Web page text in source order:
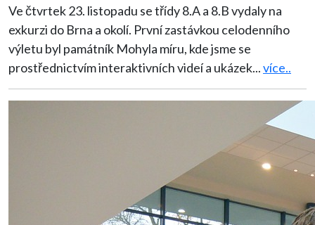
Ve čtvrtek 23. listopadu se třídy 8.A a 8.B vydaly na
exkurzi do Brna a okolí. První zastávkou celodenního
výletu byl památník Mohyla míru, kde jsme se
prostřednictvím interaktivních videí a ukázek...více..